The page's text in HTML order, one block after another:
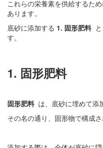
これらの栄養素を供給するた
あります。
底砂に添加する 1. 固形肥料
す。
1. 固形肥料
固形肥料 は、底砂に埋めて添
その名の通り、固形物で構成さ